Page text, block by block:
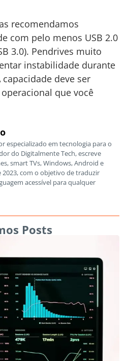
recomendamos
com pelo menos USB 2.0
3.0). Pendrives muito
instabilidade durante
deve ser
que você
especializado em tecnologia para o
do Digitalmente Tech, escreve
smart TVs, Windows, Android e
2023, com o objetivo de traduzir
acessível para qualquer
Posts